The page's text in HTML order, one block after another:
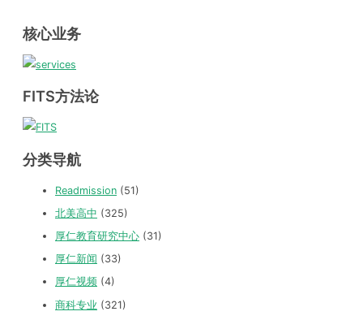
核心业务
FITS方法论
分类导航
Readmission (51)
北美高中 (325)
厚仁教育研究中心 (31)
厚仁新闻 (33)
厚仁视频 (4)
商科专业 (321)